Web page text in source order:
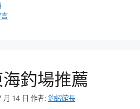
釣場推薦
月 14 日 作者: 釣蝦館長